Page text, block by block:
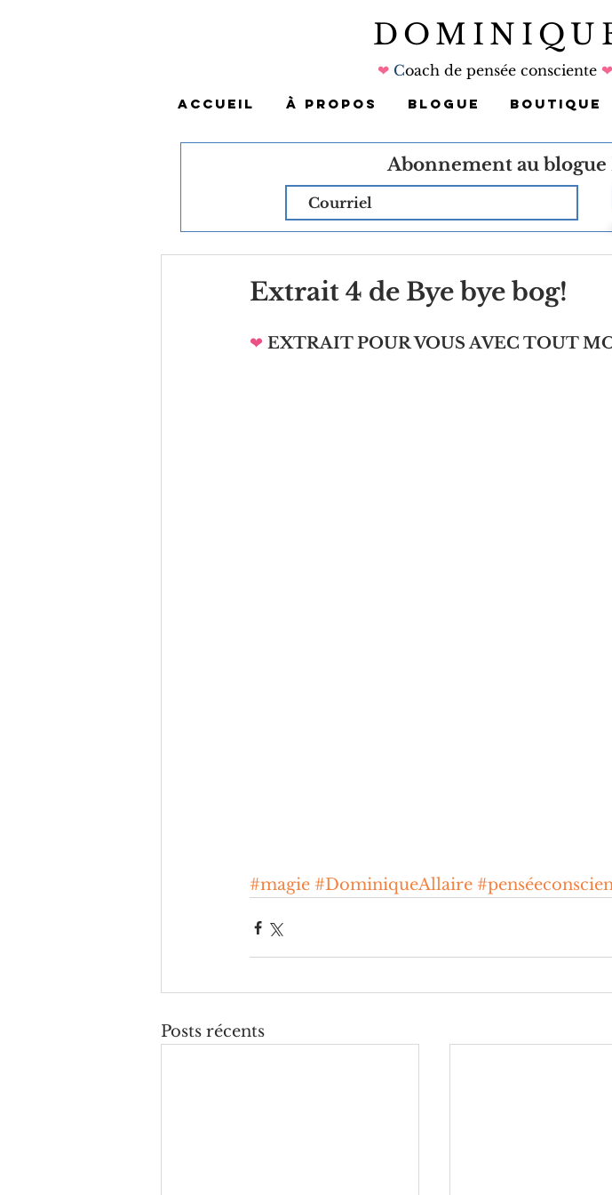
❤Coach de pensée consciente ❤
ACCUEIL À PROPOS BLOGUE BOUTIQUE
Abonnement au blogue
Extrait 4 de Bye bye bog!
❤ EXTRAIT POUR VOUS AVEC TOUT
#magie #DominiqueAllaire
Posts récents